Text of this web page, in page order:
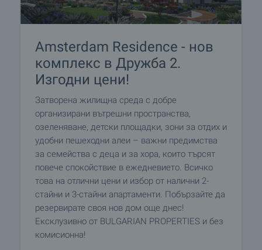
Amsterdam Residence - нов
комплекс в Дружба 2.
Изгодни цени!
Затворена жилищна среда с добре
организирани вътрешни пространства,
озеленяване, детски площадки, зони за отдих и
удобни пешеходни алеи – важни предимства
за семейства с деца и за хора, които търсят
повече спокойствие в ежедневието. Всичко
това на отлични цени и избор от налични 2-
стайни и 3-стайни апартаменти. Побързайте да
резервирате своя нов дом още днес!
Ексклузивно от BULGARIAN PROPERTIES и без
комисионна!